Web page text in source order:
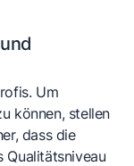
Um
können, stellen
dass die
Qualitätsniveau